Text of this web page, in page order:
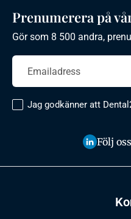
Prenumerera på
Gör som 8 500 andra,
Jag godkänner att
Följ